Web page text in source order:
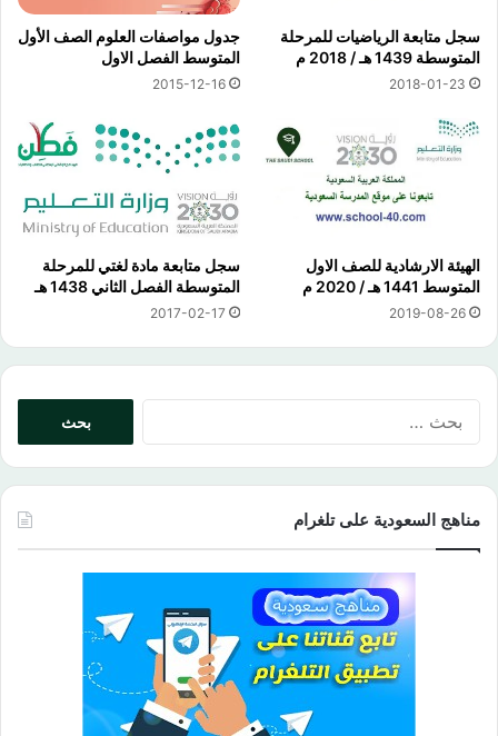
سجل متابعة الرياضيات للمرحلة
المتوسطة 1439 هـ / 2018 م
2018-01-23
جدول مواصفات العلوم الصف الأول
المتوسط الفصل الاول
2015-12-16
الهيئة الارشادية للصف الاول
المتوسط 1441 هـ / 2020 م
2019-08-26
سجل متابعة مادة لغتي للمرحلة
المتوسطة الفصل الثاني 1438 هـ
2017-02-17
مناهج السعودية على تلغرام